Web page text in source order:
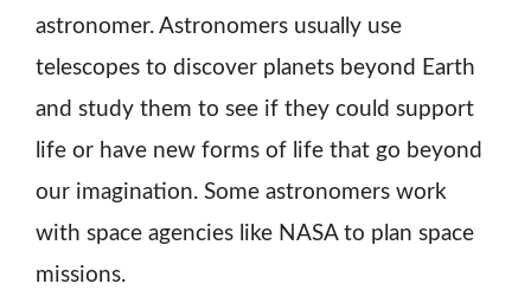
astronomer. Astronomers usually use
telescopes to discover planets beyond Earth
and study them to see if they could support
life or have new forms of life that go beyond
our imagination. Some astronomers work
with space agencies like NASA to plan space
missions.